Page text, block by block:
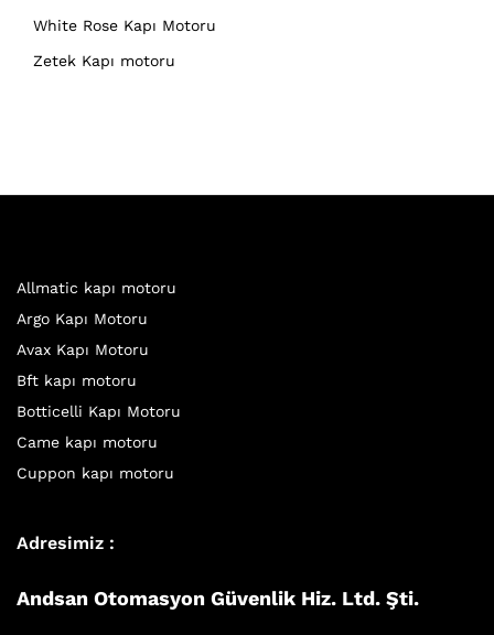
White Rose Kapı Motoru
Zetek Kapı motoru
Allmatic kapı motoru
Argo Kapı Motoru
Avax Kapı Motoru
Bft kapı motoru
Botticelli Kapı Motoru
Came kapı motoru
Cuppon kapı motoru
Adresimiz :
Andsan Otomasyon Güvenlik Hiz. Ltd. Şti.